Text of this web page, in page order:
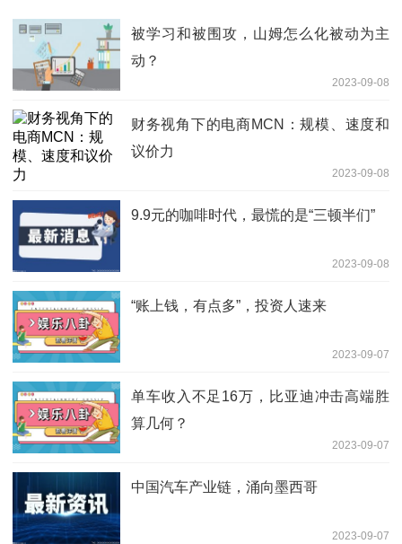
被学习和被围攻，山姆怎么化被动为主
动？
2023-09-08
财务视角下的电商MCN：规模、速度和
议价力
2023-09-08
9.9元的咖啡时代，最慌的是“三顿半们”
2023-09-08
“账上钱，有点多”，投资人速来
2023-09-07
单车收入不足16万，比亚迪冲击高端胜
算几何？
2023-09-07
中国汽车产业链，涌向墨西哥
2023-09-07